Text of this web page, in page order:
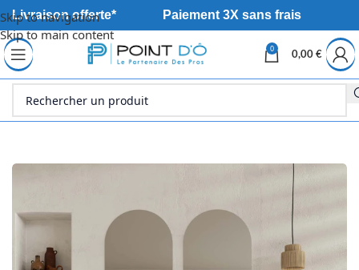
Skip to navigation
Skip to main content
Livraison offerte* Paiement 3X sans frais
0
0,00 €
Accueil Sanitaire Meuble